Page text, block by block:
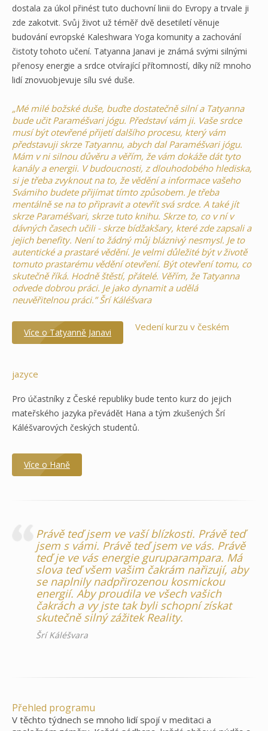
dostala za úkol přinést tuto duchovní linii do Evropy a trvale ji
zde zakotvit. Svůj život už téměř dvě desetiletí věnuje
budování evropské Kaleshwara Yoga komunity a zachování
čistoty tohoto učení. Tatyanna Janavi je známá svými silnými
přenosy energie a srdce otvírající přítomností, díky níž mnoho
lidí znovuobjevuje sílu své duše.
„Mé milé božské duše, buďte dostatečně silní a Tatyanna
bude učit Paraméšvari jógu. Představí vám ji. Vaše srdce
musí být otevřené přijetí dalšího procesu, který vám
představuji skrze Tatyannu, abych dal Paraméšvari jógu.
Mám v ni silnou důvěru a věřím, že vám dokáže dát tyto
kanály a energii. V budoucnosti, z dlouhodobého hlediska,
si je třeba zvyknout na to, že vědění a informace vašeho
Svámiho budete přijímat tímto způsobem. Je třeba
mentálně se na to připravit a otevřít svá srdce. A také jít
skrze Paraméšvari, skrze tuto knihu. Skrze to, co v ní v
dávných časech učili - skrze bídžakšary, které zde zapsali a
jejich benefity. Není to žádný můj bláznivý nesmysl. Je to
autentické a prastaré vědění. Je velmi důležité být v životě
tomuto prastarému vědění otevření. Být otevření tomu, co
skutečně říká. Hodně štěstí, přátelé. Věřím, že Tatyanna
odvede dobrou práci. Je jako dynamit a udělá
neuvěřitelnou práci.” Šrí Káléšvara
Více o Tatyanně Janavi Vedení kurzu v českém
jazyce
Pro účastníky z České republiky bude tento kurz do jejich
mateřského jazyka převádět Hana a tým zkušených Šrí
Káléšvarových českých studentů.
Více o Haně
Právě teď jsem ve vaší blízkosti. Právě teď
jsem s vámi. Právě teď jsem ve vás. Právě
teď je ve vás energie guruparampara. Má
slova teď všem vašim čakrám nařizují, aby
se naplnily nadpřirozenou kosmickou
energií. Aby proudila ve všech vašich
čakrách a vy jste tak byli schopní získat
skutečně silný zážitek Reality.
Šrí Káléšvara
Přehled programu
V těchto týdnech se mnoho lidí spojí v meditaci a